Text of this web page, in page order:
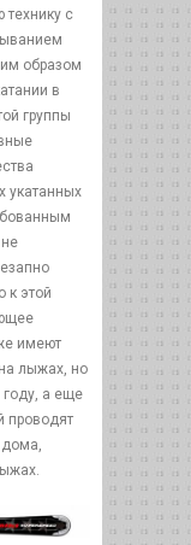
технику с
образом
в
группы
укатанных
к этой
имеют
лыжах, но
году, а еще
проводят
дома,